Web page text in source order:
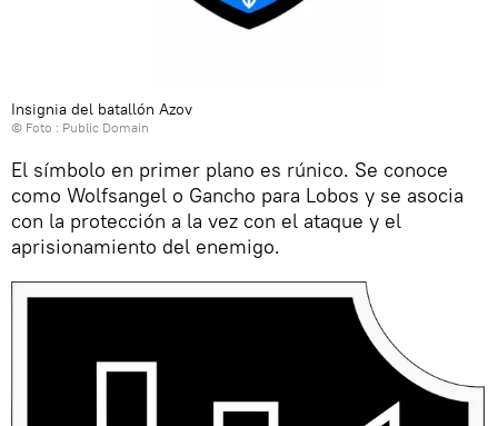
Insignia del batallón Azov
© Foto : Public Domain
El símbolo en primer plano es rúnico. Se conoce
como Wolfsangel o Gancho para Lobos y se asocia
con la protección a la vez con el ataque y el
aprisionamiento del enemigo.